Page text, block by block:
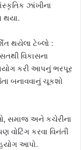
ઝાંખીના
થયા.
થયેલા ટેબ્લો :
વિકાસના
કરી આપનું ભરપૂર
બનાવવાનું ચૂકશો
સમાજ અને કચેરીના
કરવા વિનંતી
આપો.